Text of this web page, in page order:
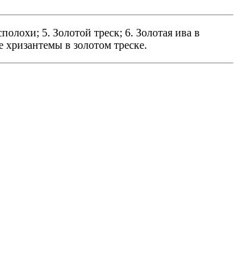
5. Золотой треск; 6. Золотая ива в
в золотом треске.